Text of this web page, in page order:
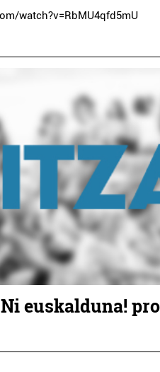
watch?v=RbMU4qfd5mU
euskalduna!